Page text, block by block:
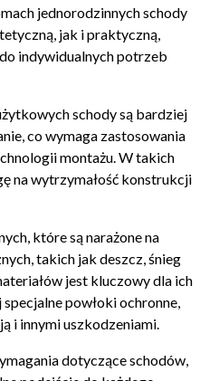
jednorodzinnych schody
jak i praktyczną,
indywidualnych potrzeb
schody są bardziej
co wymaga zastosowania
montażu. W takich
na wytrzymałość konstrukcji
które są narażone na
takich jak deszcz, śnieg
jest kluczowy dla ich
powłoki ochronne,
i innymi uszkodzeniami.
dotyczące schodów,